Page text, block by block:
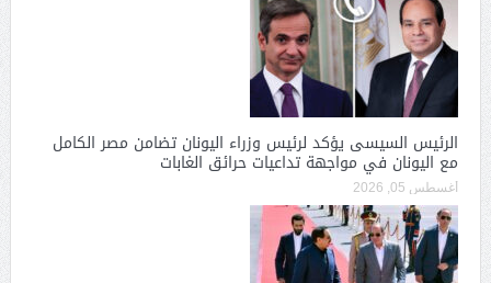
الرئيس السيسى يؤكد لرئيس وزراء اليونان تضامن مصر الكامل
مع اليونان في مواجهة تداعيات حرائق الغابات
أغسطس 05, 2026